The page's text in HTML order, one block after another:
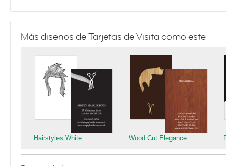
Más diseños de Tarjetas de Visita como este
Hairstyles White Wood Cut Elegance